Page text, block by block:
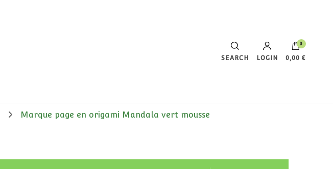
SEARCH LOGIN
0
0,00 €
Marque page en origami Mandala vert mousse